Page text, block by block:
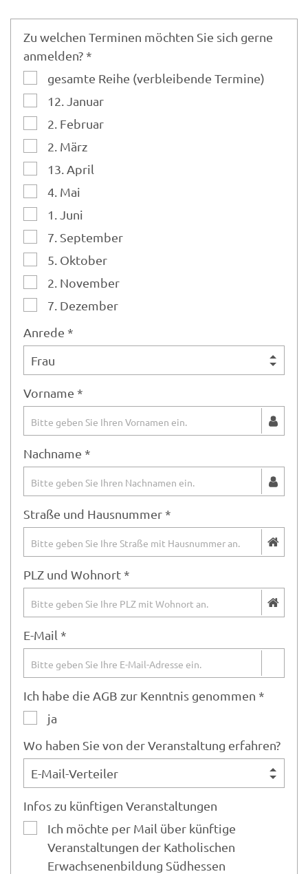
Zu welchen Terminen möchten Sie sich gerne
anmelden? *
gesamte Reihe (verbleibende Termine)
12. Januar
2. Februar
2. März
13. April
4. Mai
1. Juni
7. September
5. Oktober
2. November
7. Dezember
Anrede *
Vorname *
Nachname *
Straße und Hausnummer *
PLZ und Wohnort *
E-Mail *
Ich habe die AGB zur Kenntnis genommen *
ja
Wo haben Sie von der Veranstaltung erfahren?
Infos zu künftigen Veranstaltungen
Ich möchte per Mail über künftige
Veranstaltungen der Katholischen
Erwachsenenbildung Südhessen